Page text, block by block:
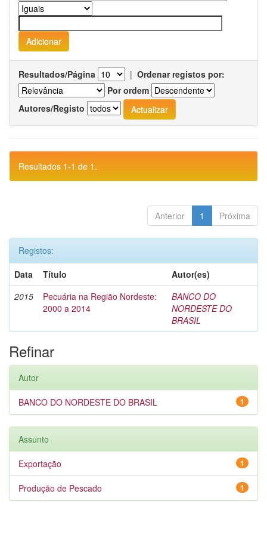
Resultados/Página | Ordenar registos por:
Por ordem
Autores/Registo
Resultados 1-1 de 1.
Anterior 1 Próxima
Registos:
Data
Título
Autor(es)
2015
Pecuária na Região Nordeste:
2000 a 2014
BANCO DO
NORDESTE DO
BRASIL
Refinar
Autor
1
BANCO DO NORDESTE DO BRASIL
Assunto
1
Exportação
1
Produção de Pescado